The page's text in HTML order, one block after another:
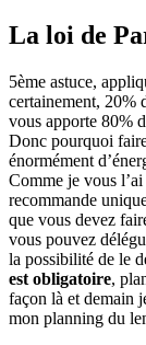
La loi de
5ème astuce,
certainement, 20%
vous apporte 80%
Donc pourquoi
énormément
Comme je vous
recommande
que vous devez
vous pouvez
la possibilité de le
est obligatoire,
façon là et demain
mon planning du